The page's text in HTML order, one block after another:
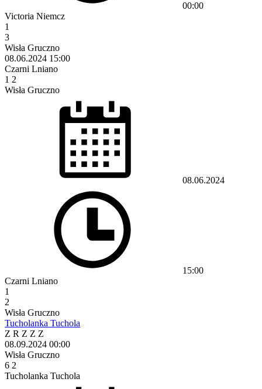
00:00
Victoria Niemcz
1
3
Wisła Gruczno
08.06.2024 15:00
Czarni Lniano
1 2
Wisła Gruczno
08.06.2024
15:00
Czarni Lniano
1
2
Wisła Gruczno
Tucholanka Tuchola
Z R Z Z Z
08.09.2024 00:00
Wisła Gruczno
6 2
Tucholanka Tuchola